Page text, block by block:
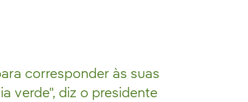
corresponder às suas
verde", diz o presidente